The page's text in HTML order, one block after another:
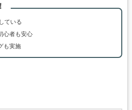
ている
心者も安心
も実施